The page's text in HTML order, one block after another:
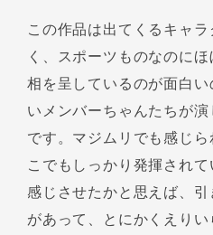
この作品は出てくるキャ
く、スポーツものなのに
相を呈しているのが面白
いメンバーちゃんたちが
です。マジムリでも感じら
こでもしっかり発揮され
感じさせたかと思えば、
があって、とにかくえり